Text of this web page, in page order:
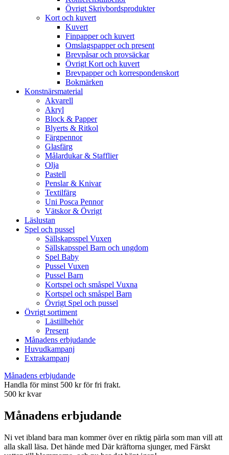
Övrigt Skrivbordsprodukter
Kort och kuvert
Kuvert
Finpapper och kuvert
Omslagspapper och present
Brevpåsar och provsäckar
Övrigt Kort och kuvert
Brevpapper och korrespondenskort
Bokmärken
Konstnärsmaterial
Akvarell
Akryl
Block & Papper
Blyerts & Ritkol
Färgpennor
Glasfärg
Målardukar & Stafflier
Olja
Pastell
Penslar & Knivar
Textilfärg
Uni Posca Pennor
Vätskor & Övrigt
Läslustan
Spel och pussel
Sällskapsspel Vuxen
Sällskapsspel Barn och ungdom
Spel Baby
Pussel Vuxen
Pussel Barn
Kortspel och småspel Vuxna
Kortspel och småspel Barn
Övrigt Spel och pussel
Övrigt sortiment
Lästillbehör
Present
Månadens erbjudande
Huvudkampanj
Extrakampanj
Månadens erbjudande
Handla för minst 500 kr för fri frakt.
500 kr kvar
Månadens erbjudande
Ni vet ibland bara man kommer över en riktig pärla som man vill att
alla skall läsa. Det hände med Där kräftorna sjunger, med Färskt